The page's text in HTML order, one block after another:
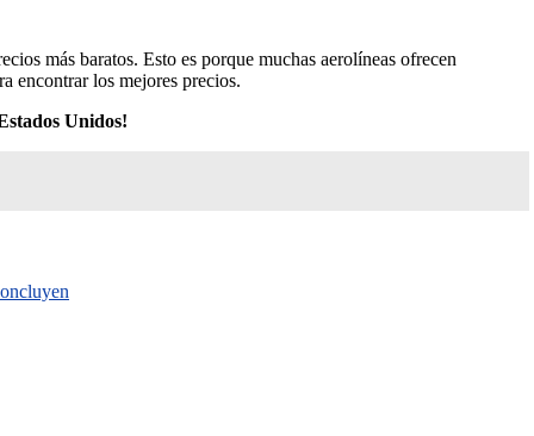
más baratos. Esto es porque muchas aerolíneas ofrecen
encontrar los mejores precios.
Unidos!